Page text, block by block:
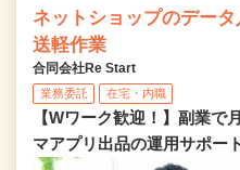
ネットショップのデー
送軽作業
合同会社Re Start
業務委託 在宅・内職
【Wワーク歓迎！】副業で
マアプリ出品の運用サポー